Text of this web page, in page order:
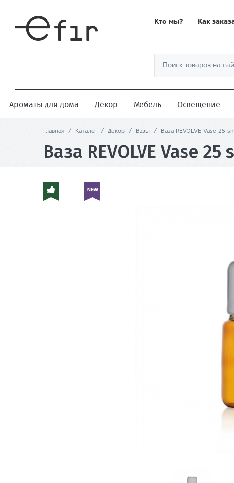
Кто мы? Как
Ароматы для дома Декор Мебель Освещение
Главная / Каталог / Декор / Вазы / Ваза REVOLVE Vase 25
Ваза REVOLVE Vase